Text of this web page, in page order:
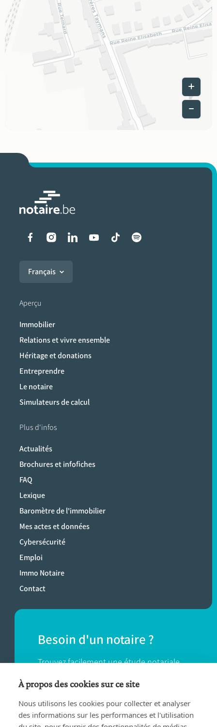
Leaflet
Liens vers les réseaux
Français
Aperçu
Immobilier
Relations et vivre ensemble
Héritage et donations
Entreprendre
Le notaire
Simulateurs de calcul
Plus d'infos
Actualités
Brochures et infofiches
FAQ
Lexique
Baromètre de l'immobilier
Mes actes et données
Cybersécurité
Emploi
Immo Notaire
Contact
Besoin d'un notaire ?
Trouvez facilement une étude notariale
près de chez vous.
TROUVER UN NOTAIRE
À propos des cookies sur ce site
Nous utilisons les cookies pour collecter et analyser
des informations sur les performances et l'utilisation